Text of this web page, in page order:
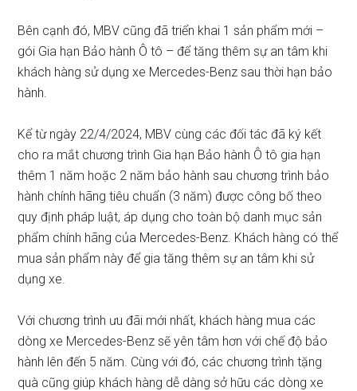
Bên cạnh đó, MBV cũng đã triển khai 1 sản phẩm mới –
gói Gia hạn Bảo hành Ô tô – để tăng thêm sự an tâm khi
khách hàng sử dụng xe Mercedes-Benz sau thời hạn bảo
hành.
Kể từ ngày 22/4/2024, MBV cùng các đối tác đã ký kết
cho ra mắt chương trình Gia hạn Bảo hành Ô tô gia hạn
thêm 1 năm hoặc 2 năm bảo hành sau chương trình bảo
hành chính hãng tiêu chuẩn (3 năm) được công bố theo
quy định pháp luật, áp dụng cho toàn bộ danh mục sản
phẩm chính hãng của Mercedes-Benz. Khách hàng có thể
mua sản phẩm này để gia tăng thêm sự an tâm khi sử
dụng xe.
Với chương trình ưu đãi mới nhất, khách hàng mua các
dòng xe Mercedes-Benz sẽ yên tâm hơn với chế độ bảo
hành lên đến 5 năm. Cùng với đó, các chương trình tặng
quà cũng giúp khách hàng dễ dàng sở hữu các dòng xe